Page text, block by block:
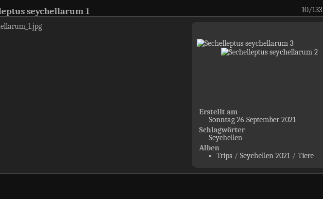
seychellarum 1 10/133
Erstellt am
Sonntag 26 September 2021
Schlagwörter
Seychellen
Alben
Trips/ Seychellen 2021/ Tiere